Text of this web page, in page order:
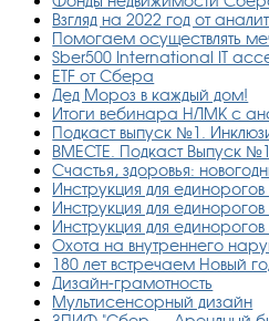
Взгляд на 2022 год от
Помогаем осуществлять
Sber500 International IT
ETF от Сбера
Дед Мороз в каждый дом!
Итоги вебинара НЛМК с
Подкаст выпуск №1.
ВМЕСТЕ. Подкаст Выпуск
Счастья, здоровья:
Инструкция для
Инструкция для
Инструкция для
Охота на внутреннего
180 лет встречаем Новый
Дизайн-грамотность
Мультисенсорный дизайн